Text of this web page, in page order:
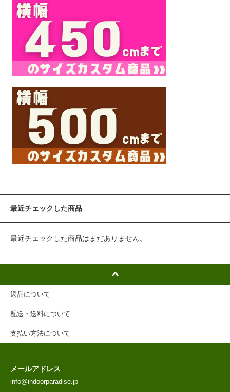
最近チェックした商品
最近チェックした商品はまだありません。
返品について
配送・送料について
支払い方法について
メールアドレス
info@indoorparadise.jp